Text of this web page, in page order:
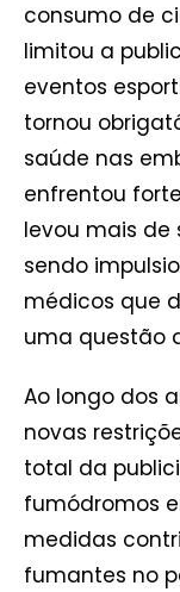
consumo de
limitou a
eventos
tornou
saúde nas
enfrentou
levou mais de
sendo
médicos que
uma questão
Ao longo dos
novas
total da
fumódromos
medidas
fumantes no